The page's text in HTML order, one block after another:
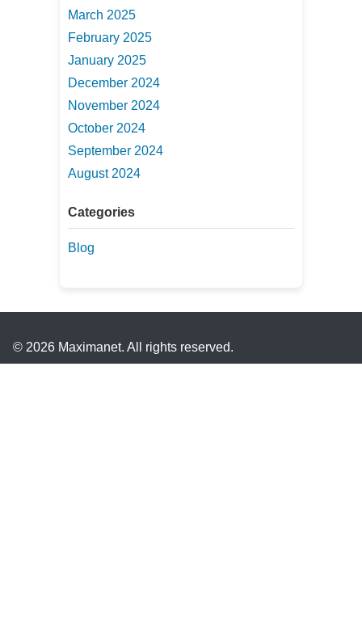
March 2025
February 2025
January 2025
December 2024
November 2024
October 2024
September 2024
August 2024
Categories
Blog
© 2026 Maximanet. All rights reserved.